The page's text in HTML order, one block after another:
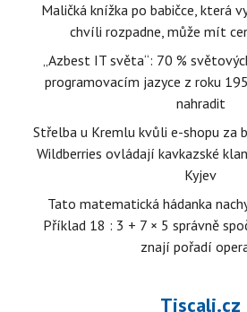
Maličká knížka po babičce, která
chvíli rozpadne, může mít
„Azbest IT světa“: 70 %
programovacím jazyce z roku
nahradit
Střelba u Kremlu kvůli e-shopu za
Wildberries ovládají kavkazské
Kyjev
Tato matematická hádanka
Příklad 18 : 3 + 7 × 5 správně
znají pořadí
Tiscali.cz